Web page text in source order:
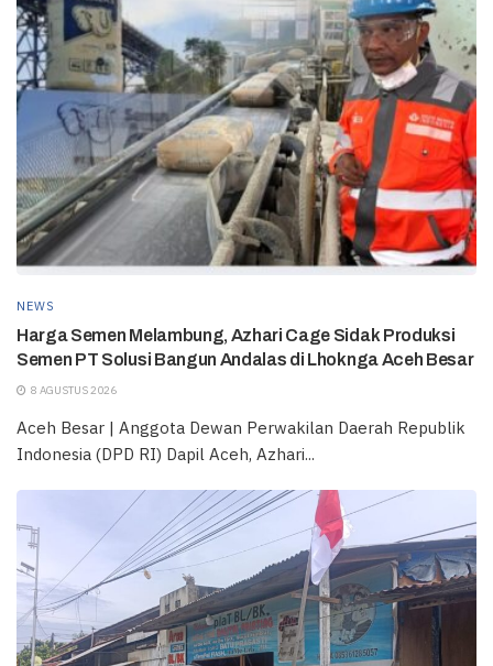
NEWS
Harga Semen Melambung, Azhari Cage Sidak Produksi
Semen PT Solusi Bangun Andalas di Lhoknga Aceh Besar
8 AGUSTUS 2026
Aceh Besar | Anggota Dewan Perwakilan Daerah Republik
Indonesia (DPD RI) Dapil Aceh, Azhari...